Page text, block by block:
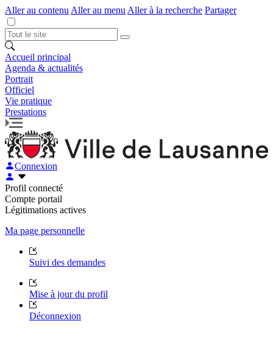
Aller au contenu Aller au menu Aller à la recherche Partager
Accueil principal
Agenda & actualités
Portrait
Officiel
Vie pratique
Prestations
Connexion
Profil connecté
Compte portail
Légitimations actives
Ma page personnelle
Suivi des demandes
Mise à jour du profil
Déconnexion